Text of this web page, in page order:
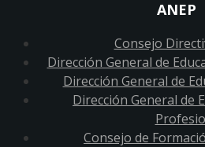
ANEP
Consejo
Dirección General de
Dirección General de
Dirección General de
Consejo de